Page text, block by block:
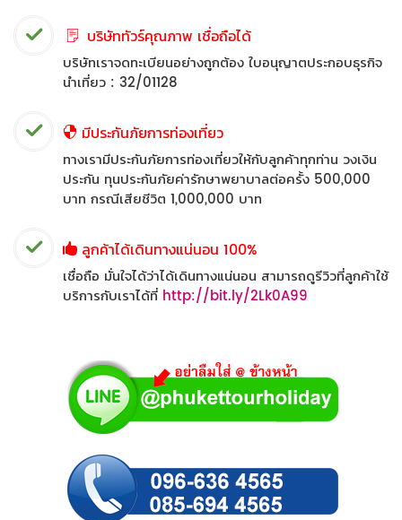
บริษัททัวร์คุณภาพ เชื่อถือได้
บริษัทเราจดทะเบียนอย่างถูกต้อง ใบอนุญาตประกอบธุรกิจ
นำเที่ยว : 32/01128
มีประกันภัยการท่องเที่ยว
ทางเรามีประกันภัยการท่องเที่ยวให้กับลูกค้าทุกท่าน วงเงิน
ประกัน ทุนประกันภัยค่ารักษาพยาบาลต่อครั้ง 500,000
บาท กรณีเสียชีวิต 1,000,000 บาท
ลูกค้าได้เดินทางแน่นอน 100%
เชื่อถือ มั่นใจได้ว่าได้เดินทางแน่นอน สามารถดูรีวิวที่ลูกค้าใช้
บริการกับเราได้ที่ http://bit.ly/2Lk0A99